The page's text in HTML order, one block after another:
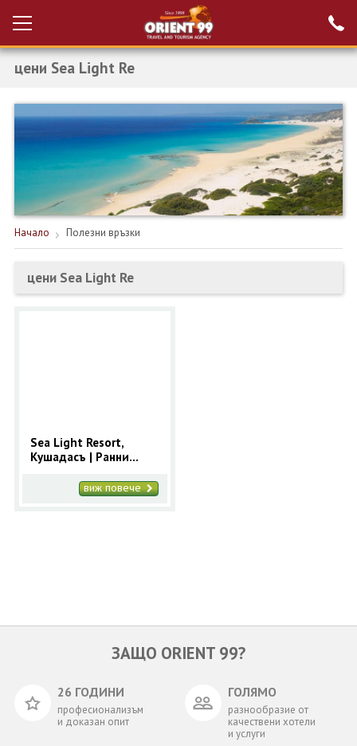
Вход за агенти
РАННИ ЗАПИСВАНИЯ ТУРЦИЯ
НОВА ГОДИНА ТУРЦИЯ
НОВА ГОДИНА
ПОЧИВКИ
КРУИЗИ
ЕКЗОТИКА
0700 144 34
цени Sea Light Re
Начало Полезни връзки
цени Sea Light Re
Sea Light Resort,
Кушадасъ | Ранни
Кушадасъ с 9 нощувки
виж повече
ЗАЩО ORIENT 99?
26 ГОДИНИ
професионализъм
и доказан опит
ГОЛЯМО
разнообразие от
качествени хотели
и услуги